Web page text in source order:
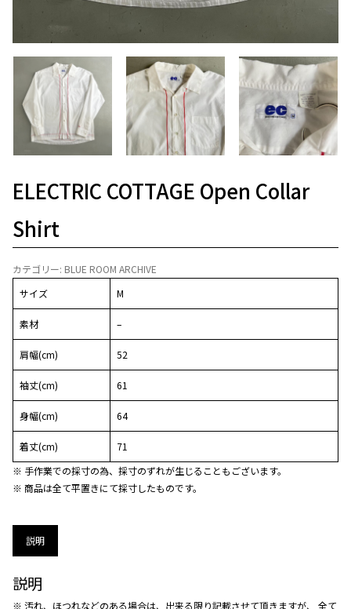
ELECTRIC COTTAGE Open Collar
Shirt
カテゴリー: BLUE ROOM ARCHIVE
サイズ
M
素材 –
肩幅(cm) 52
袖丈(cm) 61
身幅(cm) 64
着丈(cm)
71
※ 手作業での採寸の為、採寸のずれが生じることもございます。
※ 商品は全て平置きにて採寸したものです。
説明
説明
※ 汚れ、ほつれなどのある場合は、出来る限り記載させて頂きますが、 全て